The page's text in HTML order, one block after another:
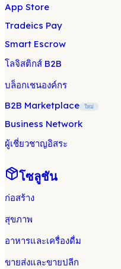
App Store
Tradeics Pay
Smart Escrow
โลจิสติกส์ B2B
บล็อกเชนองค์กร
B2B Marketplace
ใหม่
Business Network
ผู้เชี่ยวชาญอิสระ
โซลูชัน
ก่อสร้าง
สุขภาพ
อาหารและเครื่องดื่ม
ขายส่งและขายปลีก